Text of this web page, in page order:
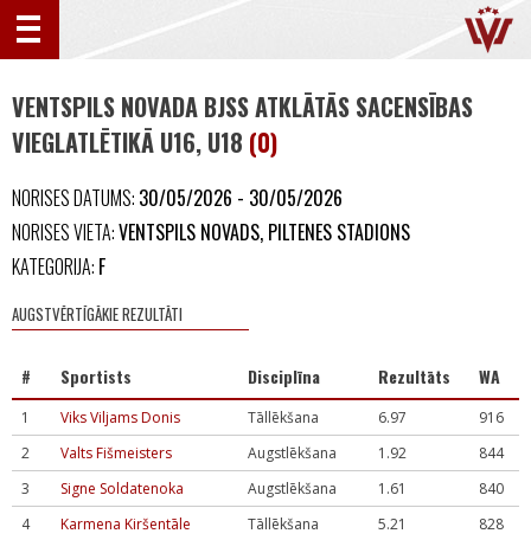
VENTSPILS NOVADA BJSS ATKLĀTĀS SACENSĪBAS
VIEGLATLĒTIKĀ U16, U18 (0)
NORISES DATUMS: 30/05/2026 - 30/05/2026
NORISES VIETA:VENTSPILS NOVADS, PILTENES STADIONS
KATEGORIJA: F
AUGSTVĒRTĪGĀKIE REZULTĀTI
# Sportists Disciplīna Rezultāts WA
1 Viks Viljams Donis Tāllēkšana 6.97
916
2
Valts Fišmeisters Augstlēkšana 1.92
844
3
Signe Soldatenoka Augstlēkšana 1.61
840
4
Karmena Kiršentāle Tāllēkšana 5.21
828